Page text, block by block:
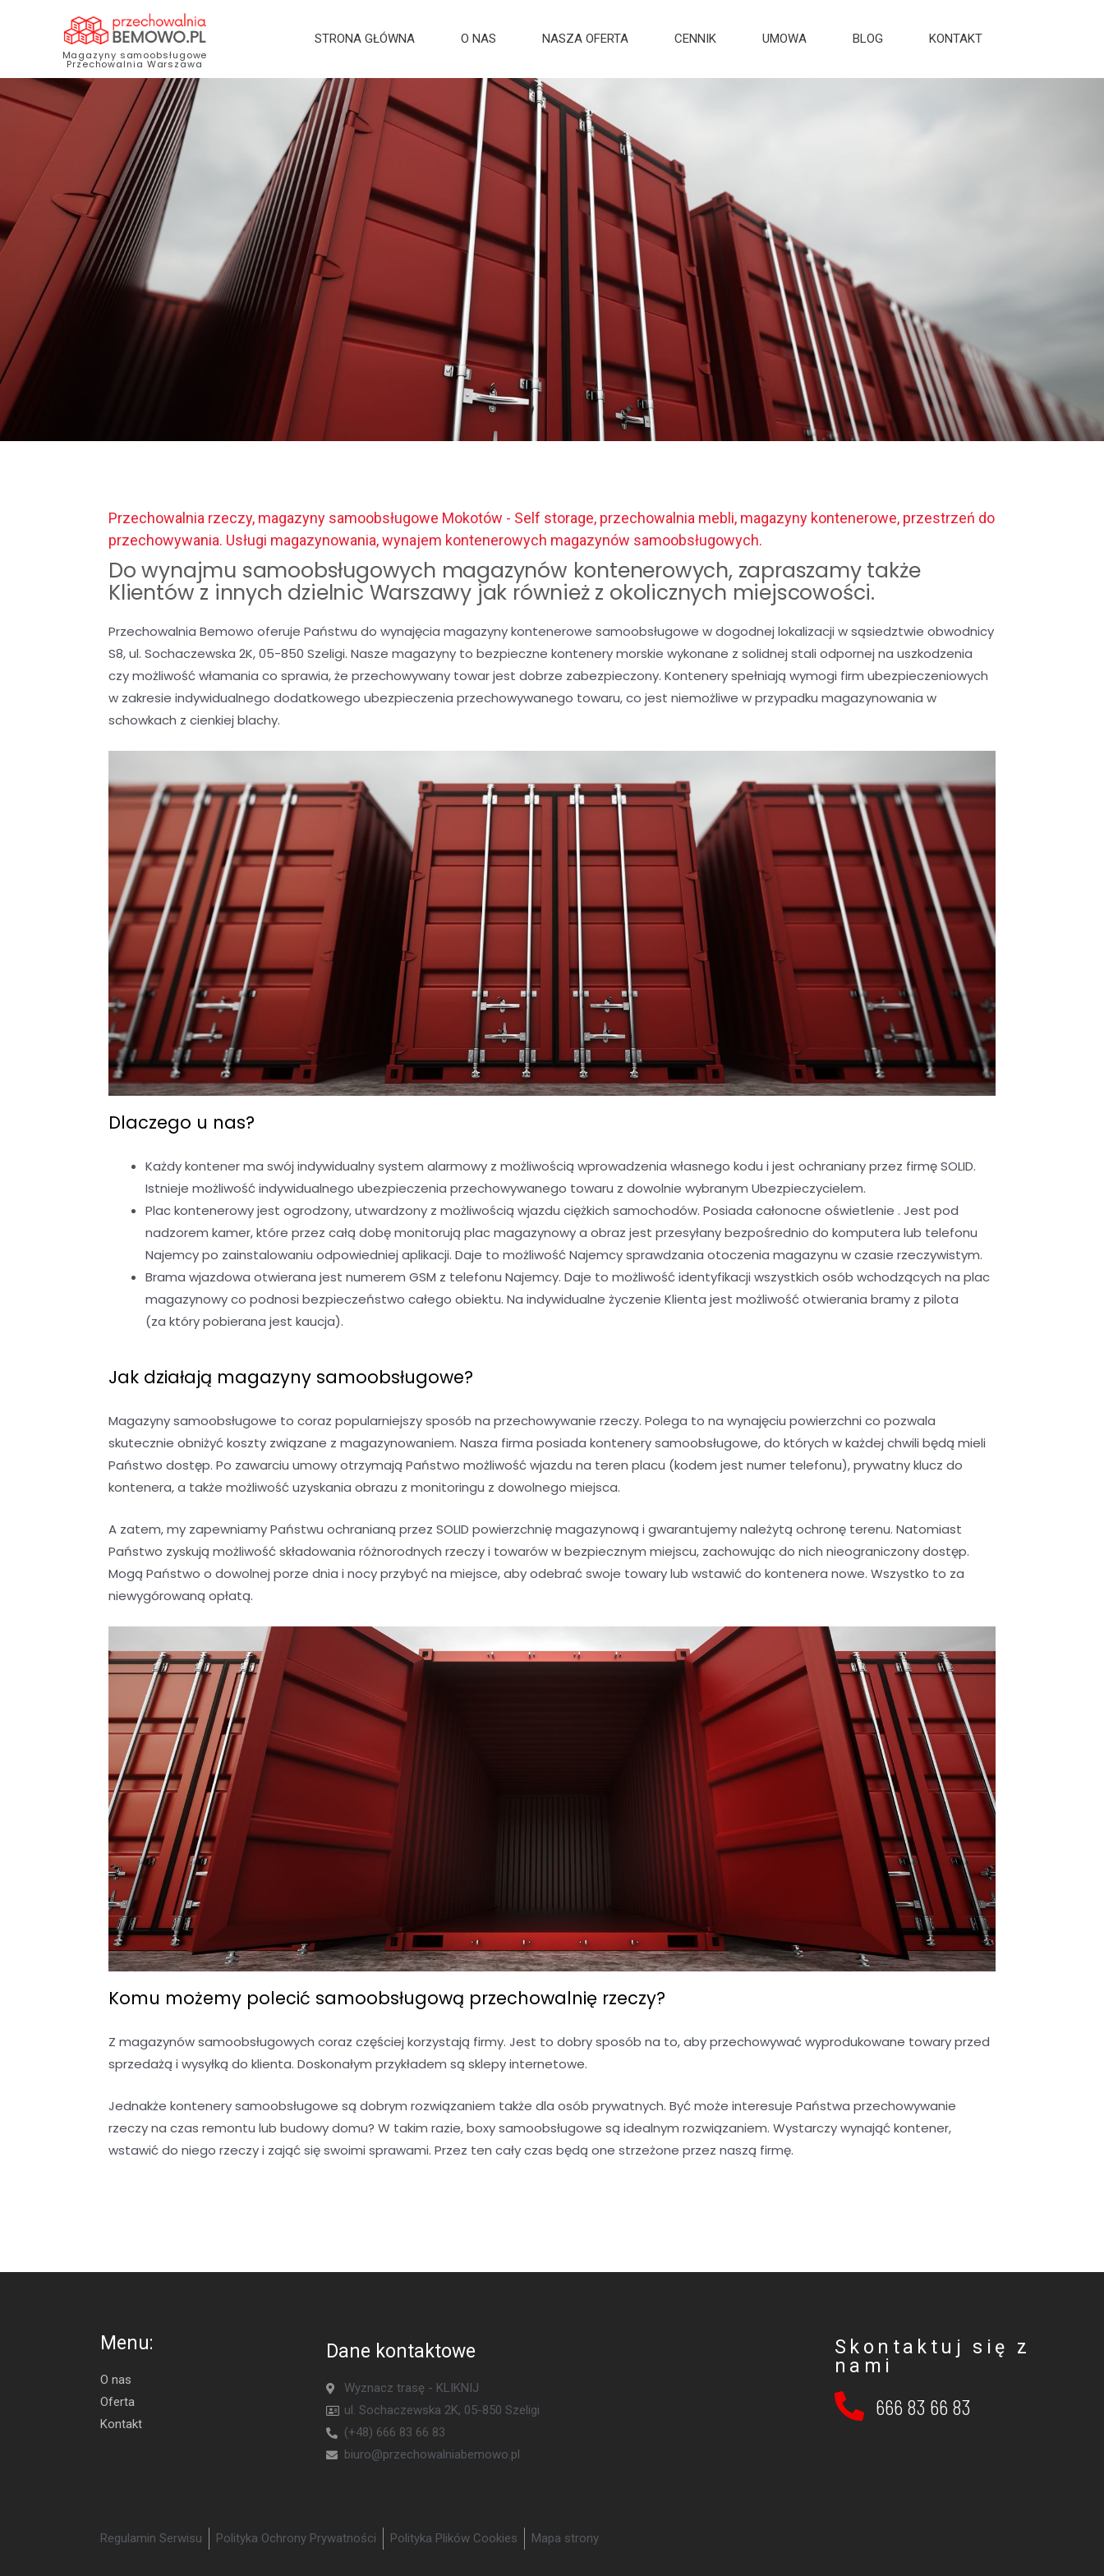
Magazyny samoobsługowe
Przechowalnia Warszawa
STRONA GŁÓWNA O NAS NASZA OFERTA CENNIK UMOWA BLOG KONTAKT
Przechowalnia rzeczy, magazyny samoobsługowe Mokotów - Self storage, przechowalnia mebli, magazyny kontenerowe, przestrzeń do
przechowywania. Usługi magazynowania, wynajem kontenerowych magazynów samoobsługowych.
Do wynajmu samoobsługowych magazynów kontenerowych, zapraszamy także
Klientów z innych dzielnic Warszawy jak również z okolicznych miejscowości.
Przechowalnia Bemowo oferuje Państwu do wynajęcia magazyny kontenerowe samoobsługowe w dogodnej lokalizacji w sąsiedztwie obwodnicy
S8, ul. Sochaczewska 2K, 05-850 Szeligi. Nasze magazyny to bezpieczne kontenery morskie wykonane z solidnej stali odpornej na uszkodzenia
czy możliwość włamania co sprawia, że przechowywany towar jest dobrze zabezpieczony. Kontenery spełniają wymogi firm ubezpieczeniowych
w zakresie indywidualnego dodatkowego ubezpieczenia przechowywanego towaru, co jest niemożliwe w przypadku magazynowania w
schowkach z cienkiej blachy.
Dlaczego u nas?
Każdy kontener ma swój indywidualny system alarmowy z możliwością wprowadzenia własnego kodu i jest ochraniany przez firmę SOLID.
Istnieje możliwość indywidualnego ubezpieczenia przechowywanego towaru z dowolnie wybranym Ubezpieczycielem.
Plac kontenerowy jest ogrodzony, utwardzony z możliwością wjazdu ciężkich samochodów. Posiada całonocne oświetlenie . Jest pod
nadzorem kamer, które przez całą dobę monitorują plac magazynowy a obraz jest przesyłany bezpośrednio do komputera lub telefonu
Najemcy po zainstalowaniu odpowiedniej aplikacji. Daje to możliwość Najemcy sprawdzania otoczenia magazynu w czasie rzeczywistym.
Brama wjazdowa otwierana jest numerem GSM z telefonu Najemcy. Daje to możliwość identyfikacji wszystkich osób wchodzących na plac
magazynowy co podnosi bezpieczeństwo całego obiektu. Na indywidualne życzenie Klienta jest możliwość otwierania bramy z pilota
(za który pobierana jest kaucja).
Jak działają magazyny samoobsługowe?
Magazyny samoobsługowe to coraz popularniejszy sposób na przechowywanie rzeczy. Polega to na wynajęciu powierzchni co pozwala
skutecznie obniżyć koszty związane z magazynowaniem. Nasza firma posiada kontenery samoobsługowe, do których w każdej chwili będą mieli
Państwo dostęp. Po zawarciu umowy otrzymają Państwo możliwość wjazdu na teren placu (kodem jest numer telefonu), prywatny klucz do
kontenera, a także możliwość uzyskania obrazu z monitoringu z dowolnego miejsca.
A zatem, my zapewniamy Państwu ochranianą przez SOLID powierzchnię magazynową i gwarantujemy należytą ochronę terenu. Natomiast
Państwo zyskują możliwość składowania różnorodnych rzeczy i towarów w bezpiecznym miejscu, zachowując do nich nieograniczony dostęp.
Mogą Państwo o dowolnej porze dnia i nocy przybyć na miejsce, aby odebrać swoje towary lub wstawić do kontenera nowe. Wszystko to za
niewygórowaną opłatą.
Komu możemy polecić samoobsługową przechowalnię rzeczy?
Z magazynów samoobsługowych coraz częściej korzystają firmy. Jest to dobry sposób na to, aby przechowywać wyprodukowane towary przed
sprzedażą i wysyłką do klienta. Doskonałym przykładem są sklepy internetowe.
Jednakże kontenery samoobsługowe są dobrym rozwiązaniem także dla osób prywatnych. Być może interesuje Państwa przechowywanie
rzeczy na czas remontu lub budowy domu? W takim razie, boxy samoobsługowe są idealnym rozwiązaniem. Wystarczy wynająć kontener,
wstawić do niego rzeczy i zająć się swoimi sprawami. Przez ten cały czas będą one strzeżone przez naszą firmę.
Menu:
O nas
Oferta
Kontakt
Dane kontaktowe
Wyznacz trasę - KLIKNIJ
ul. Sochaczewska 2K, 05-850 Szeligi
(+48) 666 83 66 83
biuro@przechowalniabemowo.pl
Regulamin Serwisu Polityka Ochrony Prywatności Polityka Plików Cookies Mapa strony
Skontaktuj się z
nami
666 83 66 83